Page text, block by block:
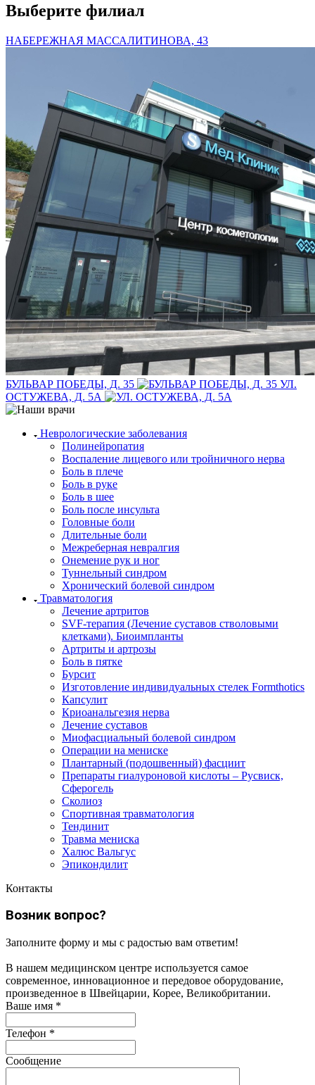
Выберите филиал
НАБЕРЕЖНАЯ МАССАЛИТИНОВА, 43
БУЛЬВАР ПОБЕДЫ, Д. 35
УЛ.
ОСТУЖЕВА, Д. 5А
Неврологические заболевания
Полинейропатия
Воспаление лицевого или тройничного нерва
Боль в плече
Боль в руке
Боль в шее
Боль после инсульта
Головные боли
Длительные боли
Межреберная невралгия
Онемение рук и ног
Туннельный синдром
Хронический болевой синдром
Травматология
Лечение артритов
SVF-терапия (Лечение суставов стволовыми
клетками). Биоимпланты
Артриты и артрозы
Боль в пятке
Бурсит
Изготовление индивидуальных стелек Formthotics
Капсулит
Криоанальгезия нерва
Лечение суставов
Миофасциальный болевой синдром
Операции на мениске
Плантарный (подошвенный) фасциит
Препараты гиалуроновой кислоты – Русвиск,
Сферогель
Сколиоз
Спортивная травматология
Тендинит
Травма мениска
Халюс Вальгус
Эпикондилит
Контакты
Возник вопрос?
Заполните форму и мы с радостью вам ответим!
В нашем медицинском центре используется самое
современное, инновационное и передовое оборудование,
произведенное в Швейцарии, Корее, Великобритании.
Ваше имя *
Телефон *
Сообщение